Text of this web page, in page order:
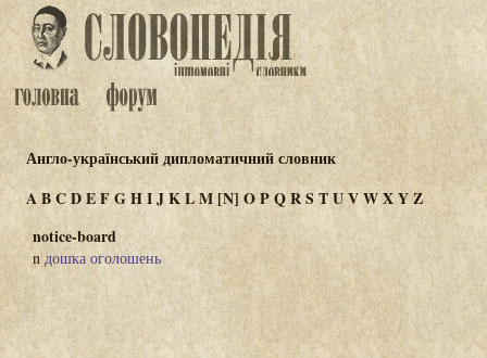
Англо-український дипломатичний словник
ABCDEFGHIJKLM[N] OPQRSTUVWXYZ
notice-board
n дошка оголошень